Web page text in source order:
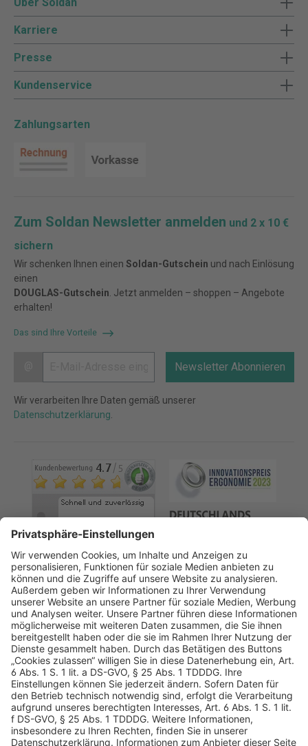
Karriere
Presse
Kundenservice
Zahlungsarten
Zum Soldan Newsletter anmelden und 2 x 10 €
sichern
Wir schenken Ihnen einen Soldan-Gutschein und nach Einlösung
einen
DOUGLAS-Gutschein . Jetzt anmelden – shoppen – Angebote
erhalten!
Das sind Ihre Vorteile
Newsletter Abonnieren
Wir verarbeiten Ihre Daten gemäß unserer
Datenschutzerklärung
AGB Datenschutz
Impressum
Sicherheitshinweis
Compliance